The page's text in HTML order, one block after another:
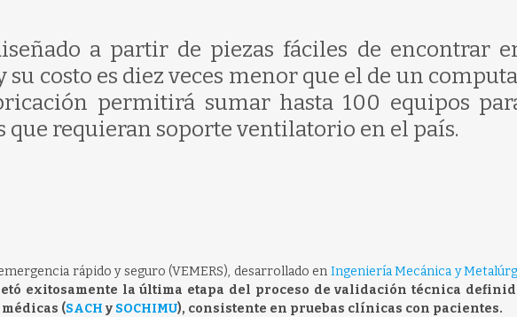
a partir de piezas fáciles de encontrar
costo es diez veces menor que el de un
permitirá sumar hasta 100 equipos
que requieran soporte ventilatorio en el país.
rápido y seguro (VEMERS), desarrollado en Ingeniería Mecánica y
exitosamente la última etapa del proceso de validación técnica
(SACH y SOCHIMU), consistente en pruebas clínicas con pacientes.